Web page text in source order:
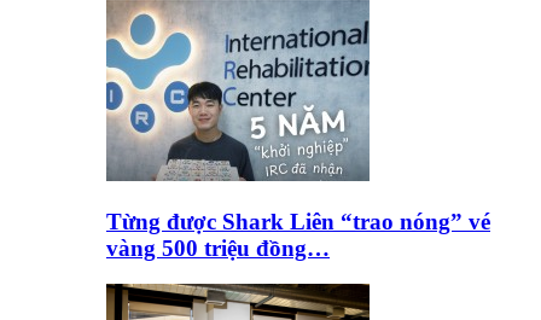
Từng được Shark Liên “trao nóng” vé
vàng 500 triệu đồng…